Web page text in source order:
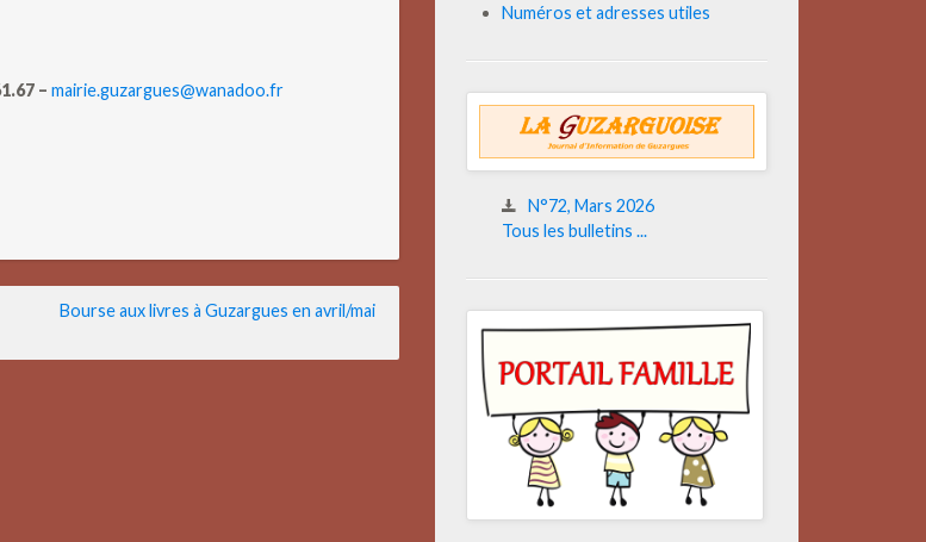
– mairie.guzargues@wanadoo.fr
Bourse aux livres à Guzargues en avril/mai
Numéros et adresses utiles
N°72, Mars 2026
Tous les bulletins ...